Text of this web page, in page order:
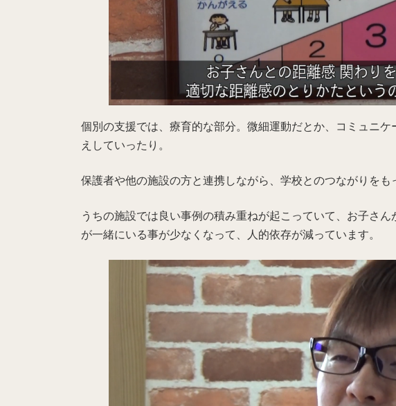
個別の支援では、療育的な部分。微細運動だとか、コミュニ
えしていったり。
保護者や他の施設の方と連携しながら、学校とのつながりをも
うちの施設では良い事例の積み重ねが起こっていて、お子さ
が一緒にいる事が少なくなって、人的依存が減っています。